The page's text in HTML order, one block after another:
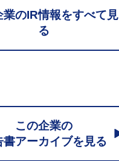
業のIR情報をすべて見
る
この企業の
書アーカイブを見る